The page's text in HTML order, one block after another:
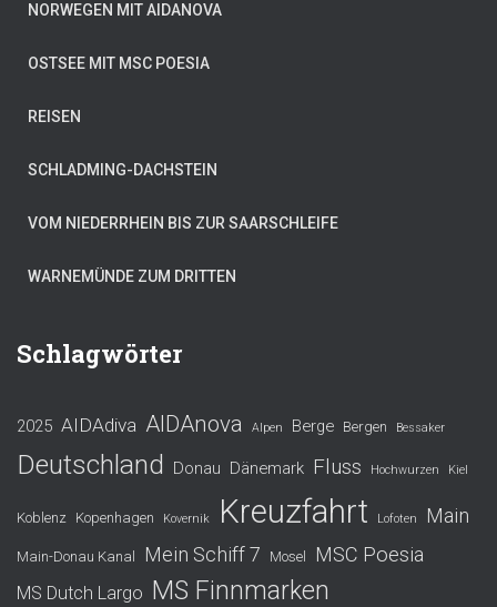
NORWEGEN MIT AIDANOVA
OSTSEE MIT MSC POESIA
REISEN
SCHLADMING-DACHSTEIN
VOM NIEDERRHEIN BIS ZUR SAARSCHLEIFE
WARNEMÜNDE ZUM DRITTEN
Schlagwörter
2025 AIDAdiva AIDAnova Alpen Berge Bergen Bessaker
Deutschland Donau Dänemark Fluss Hochwurzen Kiel
Koblenz Kopenhagen Kovernik Kreuzfahrt Lofoten Main
Main-Donau Kanal Mein Schiff 7 Mosel MSC Poesia
MS Dutch Largo MS Finnmarken